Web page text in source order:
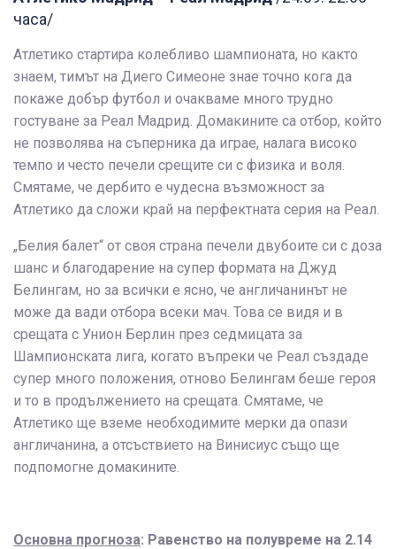
часа/
Атлетико стартира колебливо шампионата, но както
знаем, тимът на Диего Симеоне знае точно кога да
покаже добър футбол и очакваме много трудно
гостуване за Реал Мадрид. Домакините са отбор, който
не позволява на съперника да играе, налага високо
темпо и често печели срещите си с физика и воля.
Смятаме, че дербито е чудесна възможност за
Атлетико да сложи край на перфектната серия на Реал.
„Белия балет“ от своя страна печели двубоите си с доза
шанс и благодарение на супер формата на Джуд
Белингам, но за всички е ясно, че англичанинът не
може да вади отбора всеки мач. Това се видя и в
срещата с Унион Берлин през седмицата за
Шампионската лига, когато въпреки че Реал създаде
супер много положения, отново Белингам беше героя
и то в продължението на срещата. Смятаме, че
Атлетико ще вземе необходимите мерки да опази
англичанина, а отсъствието на Винисиус също ще
подпомогне домакините.
Основна прогноза: Равенство на полувреме на 2.14